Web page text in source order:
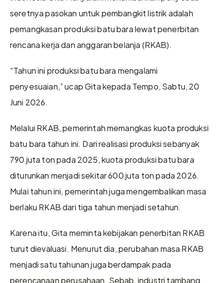
seretnya pasokan untuk pembangkit listrik adalah
pemangkasan produksi batu bara lewat penerbitan
rencana kerja dan anggaran belanja (RKAB).
“Tahun ini produksi batu bara mengalami
penyesuaian,” ucap Gita kepada Tempo, Sabtu, 20
Juni 2026.
Melalui RKAB, pemerintah memangkas kuota produksi
batu bara tahun ini. Dari realisasi produksi sebanyak
790 juta ton pada 2025, kuota produksi batu bara
diturunkan menjadi sekitar 600 juta ton pada 2026.
Mulai tahun ini, pemerintah juga mengembalikan masa
berlaku RKAB dari tiga tahun menjadi setahun.
Karena itu, Gita meminta kebijakan penerbitan RKAB
turut dievaluasi. Menurut dia, perubahan masa RKAB
menjadi satu tahunan juga berdampak pada
perencanaan perusahaan. Sebab, industri tambang